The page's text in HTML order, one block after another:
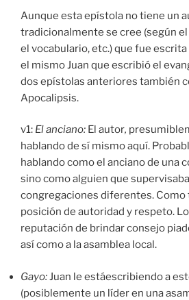
Aunque esta epístola no tiene un
tradicionalmente se cree (según
el vocabulario, etc.) que fue
el mismo Juan que escribió el
dos epístolas anteriores también
Apocalipsis.
v1: El anciano: El autor,
hablando de sí mismo aquí.
hablando como el anciano de una
sino como alguien que
congregaciones diferentes. Como
posición de autoridad y respeto.
reputación de brindar consejo
así como a la asamblea local.
Gayo:Juan le estáescribiendo a
(posiblemente un líder en una